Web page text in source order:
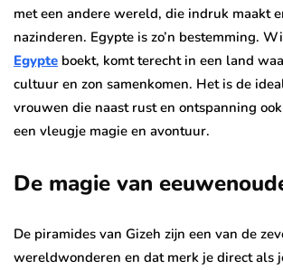
met een andere wereld, die indruk maakt
nazinderen. Egypte is zo’n bestemming.
Egypte boekt, komt terecht in een land
cultuur en zon samenkomen. Het is de
vrouwen die naast rust en ontspanning
een vleugje magie en avontuur.
De magie van
De piramides van Gizeh zijn een van de
wereldwonderen en dat merk je direct als